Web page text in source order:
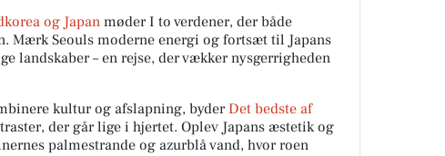
og Japan møder I to verdener, der både
Mærk Seouls moderne energi og fortsæt til Japans
landskaber – en rejse, der vækker nysgerrigheden
kultur og afslapning, byder Det bedste af
der går lige i hjertet. Oplev Japans æstetik og
palmestrande og azurblå vand, hvor roen